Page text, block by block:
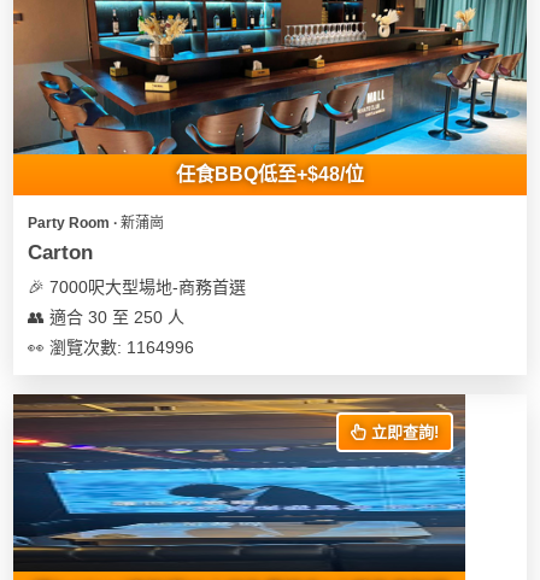
任食BBQ低至+$48/位
Party Room ∙ 新蒲崗
Carton
🎉 7000呎大型場地-商務首選
👥 適合 30 至 250 人
👀 瀏覽次數: 1164996
立即查詢!